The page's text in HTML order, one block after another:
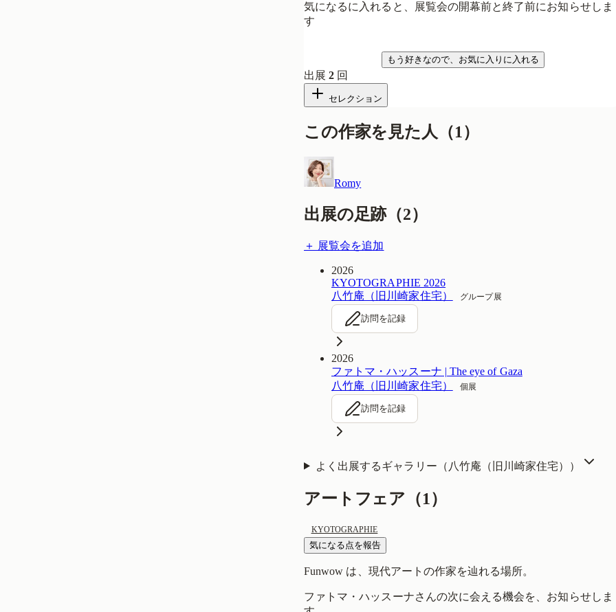
気になるに入れると、展覧会の開幕前と終了前にお知らせしま
す
もう好きなので、お気に入りに入れる
出展2 回
セレクション
この作家を見た人 （1）
Romy
出展の足跡（2）
＋ 展覧会を追加
2026
KYOTOGRAPHIE 2026
八竹庵（旧川崎家住宅）
グループ展
訪問を記録
2026
ファトマ・ハッスーナ | The eye of Gaza
八竹庵（旧川崎家住宅）
個展
訪問を記録
よく出展するギャラリー（ 八竹庵（旧川崎家住宅） ）
アートフェア（1）
KYOTOGRAPHIE
気になる点を報告
Funwow は、現代アートの作家を辿れる場所。
ファトマ・ハッスーナさんの次に会える機会を、お知らせしま